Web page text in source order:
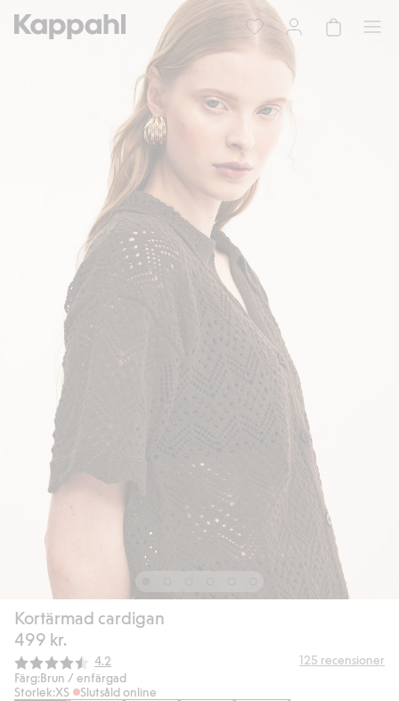
Kortärmad cardigan
499 kr.
Snittbetyg:
4.2 125 recensioner
Färg:Brun / enfärgad
Storlek:XS Slutsåld online